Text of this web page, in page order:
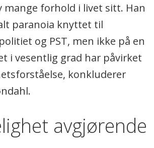
forhold i livet sitt. Han
paranoia knyttet til
og PST, men ikke på en
i vesentlig grad har påvirket
konkluderer
avgjørende